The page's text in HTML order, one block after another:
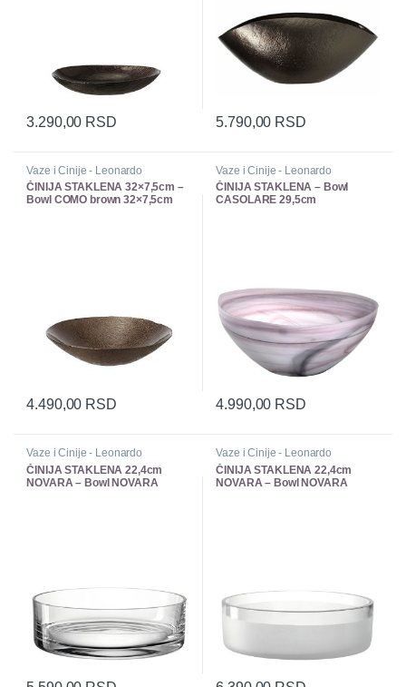
3.290,00 RSD 5.790,00 RSD
Vaze i Cinije - Leonardo
ČINIJA STAKLENA 32×7,5cm –
Bowl COMO brown 32×7,5cm
4.490,00 RSD
Vaze i Cinije - Leonardo
ČINIJA STAKLENA – Bowl
CASOLARE 29,5cm
4.990,00 RSD
Vaze i Cinije - Leonardo
ČINIJA STAKLENA 22,4cm
NOVARA – Bowl NOVARA
Vaze i Cinije - Leonardo
ČINIJA STAKLENA 22,4cm
NOVARA – Bowl NOVARA